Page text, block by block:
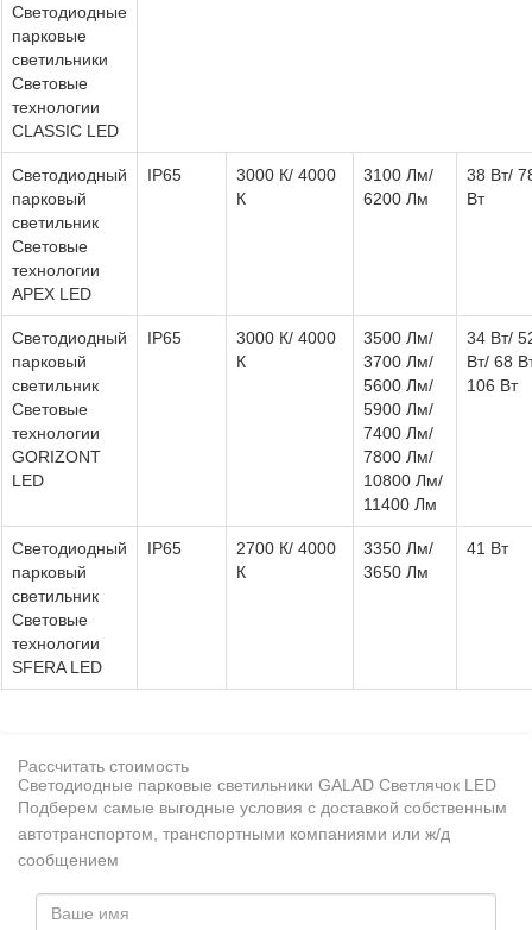
Светодиодные
парковые
светильники
Световые
технологии
CLASSIC LED
Светодиодный
парковый
светильник
Световые
технологии
APEX LED
IP65
3000 К/ 4000
К
3100 Лм/
6200 Лм
38 Вт/
Вт
Светодиодный
парковый
светильник
Световые
технологии
GORIZONT
LED
IP65
3000 К/ 4000
К
3500 Лм/
3700 Лм/
5600 Лм/
5900 Лм/
7400 Лм/
7800 Лм/
10800 Лм/
11400 Лм
34 Вт/
Вт/ 68
106 Вт
Светодиодный
парковый
светильник
Световые
технологии
SFERA LED
IP65
2700 К/ 4000
К
3350 Лм/
3650 Лм
41 Вт
Рассчитать стоимость
Светодиодные парковые светильники GALAD Светлячок LED
Подберем самые выгодные условия с доставкой собственным
автотранспортом, транспортными компаниями или ж/д
сообщением